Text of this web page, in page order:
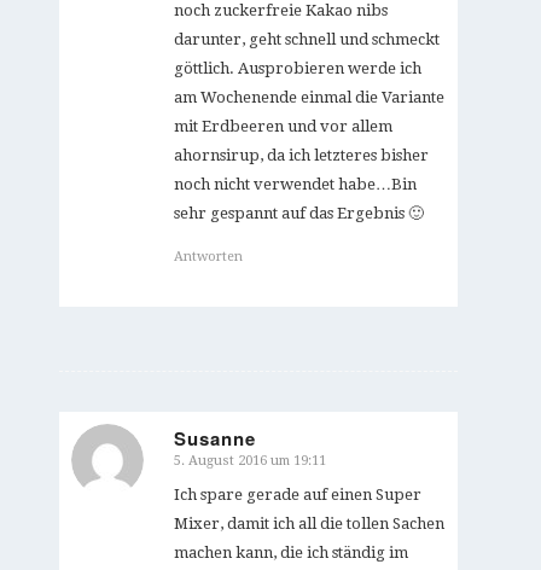
noch zuckerfreie Kakao nibs
darunter, geht schnell und schmeckt
göttlich. Ausprobieren werde ich
am Wochenende einmal die Variante
mit Erdbeeren und vor allem
ahornsirup, da ich letzteres bisher
noch nicht verwendet habe…Bin
sehr gespannt auf das Ergebnis 🙂
Antworten
Susanne
sagte:
5. August 2016 um 19:11
Ich spare gerade auf einen Super
Mixer, damit ich all die tollen Sachen
machen kann, die ich ständig im